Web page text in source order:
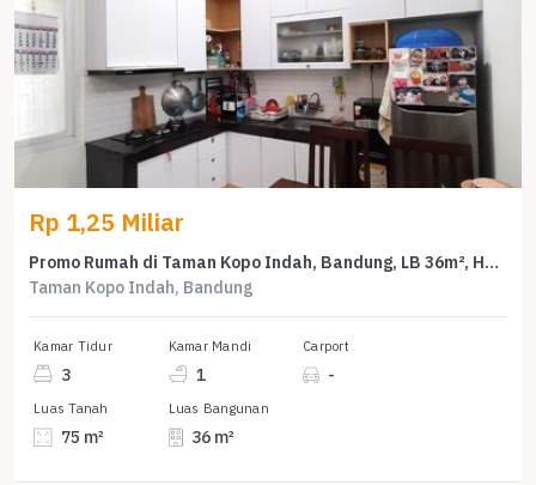
Rp 1,25 Miliar
Promo Rumah di Taman Kopo Indah, Bandung, LB 36m², Harga 1,25 Miliar
Taman Kopo Indah, Bandung
Kamar Tidur
3
Kamar Mandi
1
Carport
-
Luas Tanah
75 m²
Luas Bangunan
36 m²